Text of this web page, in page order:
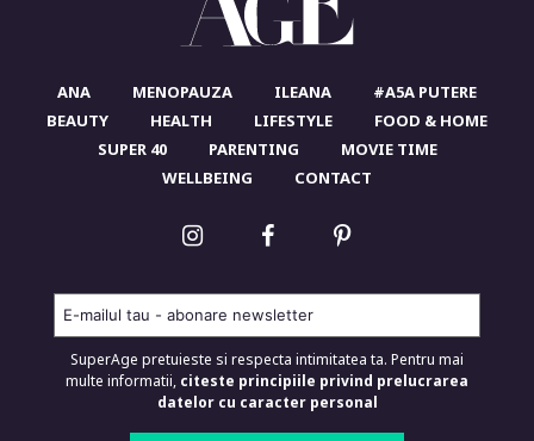
ANA MENOPAUZA ILEANA
#A5A PUTERE
BEAUTY
HEALTH LIFESTYLE
FOOD & HOME
SUPER 40
PARENTING
MOVIE TIME
WELLBEING
CONTACT
SuperAge pretuieste si respecta intimitatea ta. Pentru mai
multe informatii, citeste principiile privind prelucrarea
datelor cu caracter personal